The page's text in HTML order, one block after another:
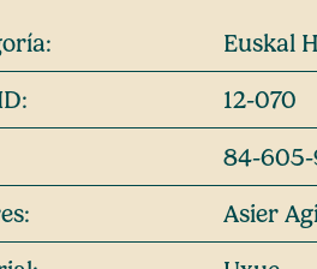
Euskal
12-070
84-605-
Asier